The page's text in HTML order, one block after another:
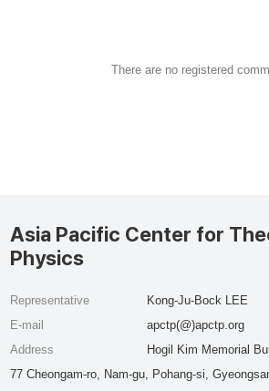
There are no registered
Asia Pacific Center for
Physics
Representative
Kong-Ju-Bock LEE
E-mail
apctp(@)apctp.org
Address
Hogil Kim Memorial
77 Cheongam-ro, Nam-gu, Pohang-si,